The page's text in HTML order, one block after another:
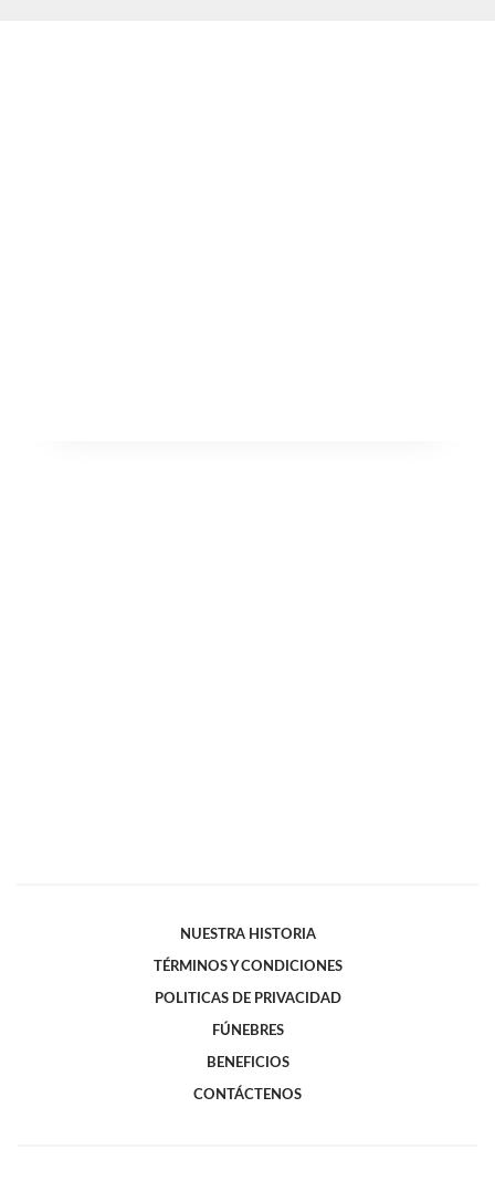
NUESTRA HISTORIA
TÉRMINOS Y CONDICIONES
POLITICAS DE PRIVACIDAD
FÚNEBRES
BENEFICIOS
CONTÁCTENOS